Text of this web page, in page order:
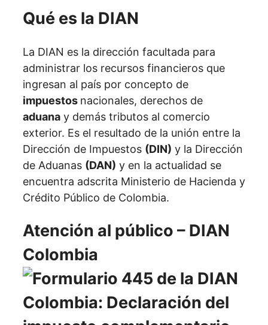
Qué es la DIAN
La DIAN es la dirección facultada para
administrar los recursos financieros que
ingresan al país por concepto de
impuestos nacionales, derechos de
aduana y demás tributos al comercio
exterior. Es el resultado de la unión entre la
Dirección de Impuestos (DIN) y la Dirección
de Aduanas (DAN) y en la actualidad se
encuentra adscrita Ministerio de Hacienda y
Crédito Público de Colombia.
Atención al público – DIAN
Colombia